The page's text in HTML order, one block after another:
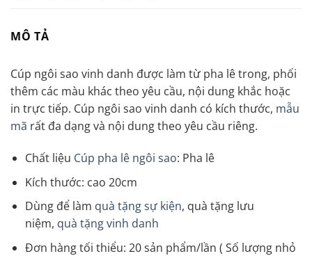
MÔ TẢ
Cúp ngôi sao vinh danh được làm từ pha lê trong, phối
thêm các màu khác theo yêu cầu, nội dung khắc hoặc
in trực tiếp. Cúp ngôi sao vinh danh có kích thước, mẫu
mã rất đa dạng và nội dung theo yêu cầu riêng.
Chất liệu Cúp pha lê ngôi sao: Pha lê
Kích thước: cao 20cm
Dùng để làm quà tặng sự kiện, quà tặng lưu
niệm, quà tặng vinh danh
Đơn hàng tối thiểu: 20 sản phẩm/lần ( Số lượng nhỏ